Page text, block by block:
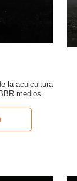
la acuicultura
medios